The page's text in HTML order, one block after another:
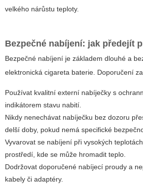
velkého nárůstu teploty.
Bezpečné nabíjení: jak předejít
Bezpečné nabíjení je základem dlouhé a
elektronická cigareta baterie. Doporučení
Používat kvalitní externí nabíječky s
indikátorem stavu nabití.
Nikdy nenechávat nabíječku bez dozoru
delší doby, pokud nemá specifické
Vyvarovat se nabíjení při vysokých
prostředí, kde se může hromadit teplo.
Dodržovat doporučené nabíjecí proudy a
kabely či adaptéry.